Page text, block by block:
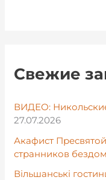
Свежие
ВИДЕО:
27.07.2026
Акафист
странников
Вільшанські